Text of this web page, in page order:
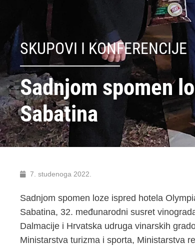
SKUPOVI I KONFERENCIJE
Sadnjom spomen
Sabatina
7. studenoga 2022.
Sadnjom spomen loze ispred hotela
Sabatina, 32. međunarodni susret
Dalmacije i Hrvatska udruga vinarskih
Ministarstva turizma i sporta, Ministarstva